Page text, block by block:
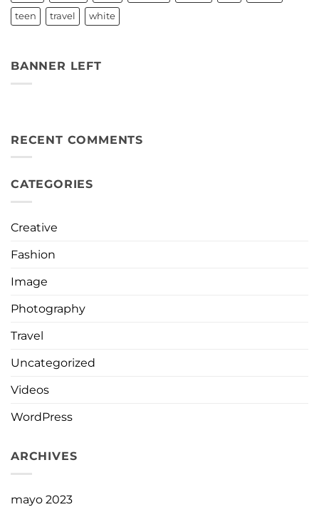
teen travel white
BANNER LEFT
RECENT COMMENTS
CATEGORIES
Creative
Fashion
Image
Photography
Travel
Uncategorized
Videos
WordPress
ARCHIVES
mayo 2023